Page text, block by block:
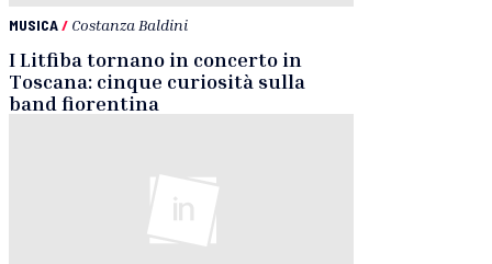
MUSICA/ Costanza Baldini
I Litfiba tornano in concerto in
Toscana: cinque curiosità sulla
band fiorentina